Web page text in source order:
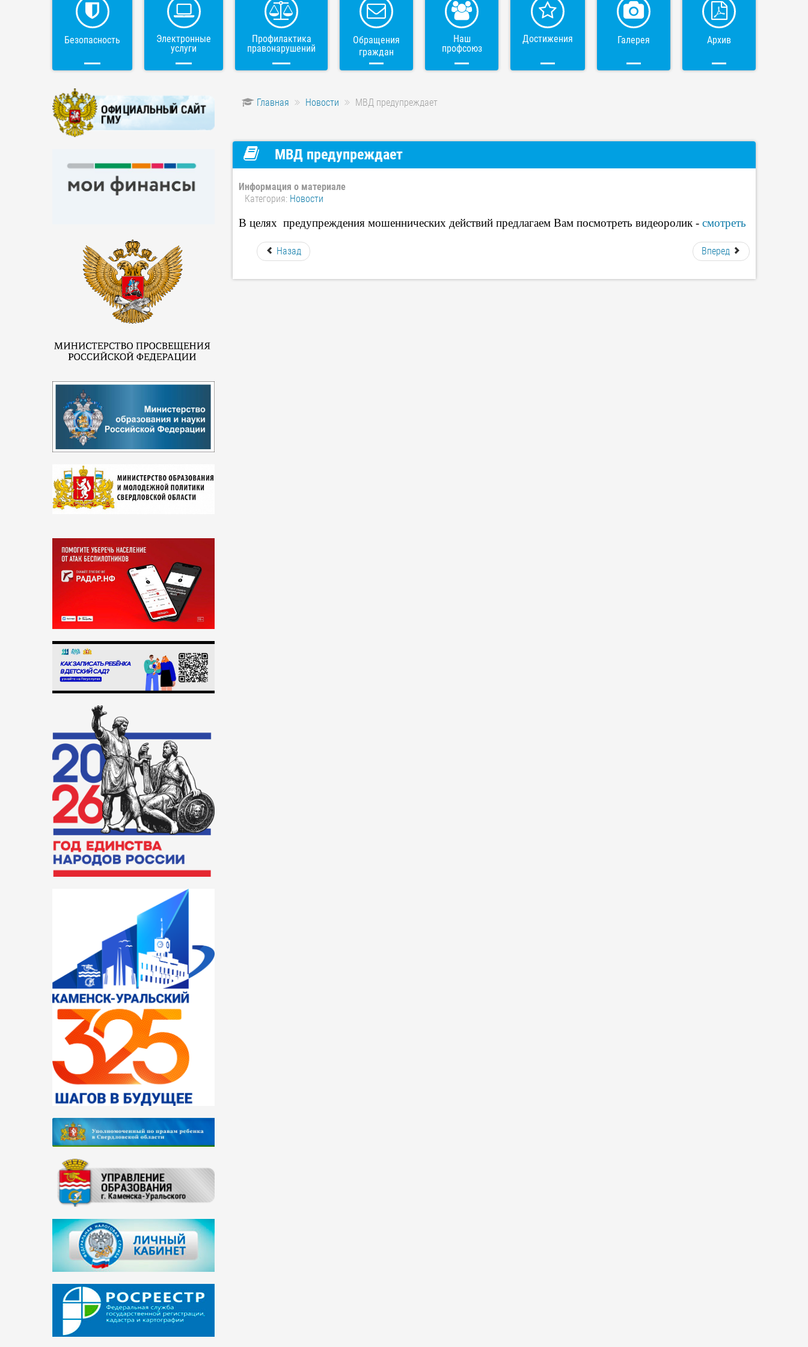
Безопасность
Электронные
услуги
Профилактика
правонарушений
Обращения
граждан
Наш
профсоюз
Достижения Галерея Архив
Главная Новости МВД предупреждает
МВД предупреждает
Информация о материале
Категория: Новости
В целях предупреждения мошеннических действий предлагаем Вам посмотреть видеоролик - смотреть
Назад Вперед